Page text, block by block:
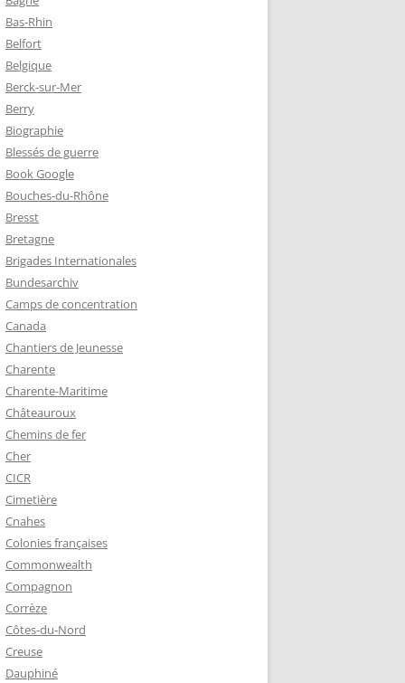
– PLAQUE
:
LEROUX
Bas-Rhin
Belfort
Belgique
Berck-sur-Mer
Berry
Biographie
Blessés de guerre
Book Google
Bouches-du-Rhône
Bresst
Bretagne
Brigades Internationales
Bundesarchiv
Camps de concentration
Canada
Chantiers de Jeunesse
Charente
Charente-Maritime
Châteauroux
Chemins de fer
Cher
CICR
Cimetière
Cnahes
Colonies françaises
Commonwealth
Compagnon
Corrèze
Côtes-du-Nord
Creuse
Dauphiné